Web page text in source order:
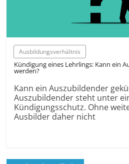
Ausbildungsverhältnis
Kündigung eines Lehrlings: Kann ein
werden?
Kann ein Auszubildender
Auszubildender steht unter
Kündigungsschutz. Ohne
Ausbilder daher nicht